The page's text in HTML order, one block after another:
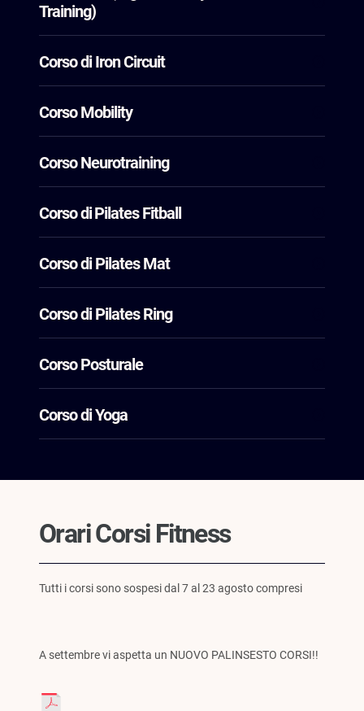
Training)
Corso di Iron Circuit
Corso Mobility
Corso Neurotraining
Corso di ⁠Pilates Fitball
Corso di Pilates Mat
Corso di Pilates Ring
Corso Posturale
Corso di Yoga
Orari Corsi Fitness
Tutti i corsi sono sospesi dal 7 al 23 agosto compresi
A settembre vi aspetta un NUOVO PALINSESTO CORSI!!